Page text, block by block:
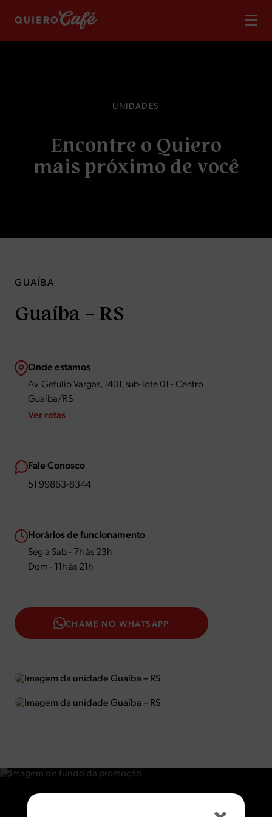
UNIDAD ES
Encontre o Quiero
mais próximo de você
GUAÍBA
Guaíba – RS
Onde estamos
Av. Getulio Vargas, 1401, sub-lote 01 - Centro
Guaíba/RS
Ver rotas
Fale Conosco
51 99863-8344
Horários de funcionamento
Seg a Sab - 7h às 23h
Dom - 11h às 21h
CHAME NO WHATSAPP